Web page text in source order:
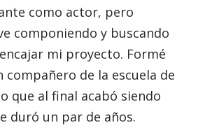
como actor, pero
componiendo y buscando
mi proyecto. Formé
compañero de la escuela de
que al final acabó siendo
duró un par de años.